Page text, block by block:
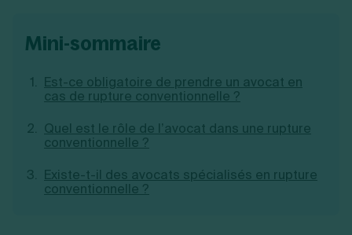
Découvrez notre cabinet d'expertise
comptable LS Compta
Création de SAS
Création d'association
Aides à la création d’entreprise
Ouverture compte pro
Fermeture d’une entreprise
Création d'entreprise
mini-sommaire
Est-ce obligatoire de prendre un avocat en
cas de rupture conventionnelle ?
Quel est le rôle de l’avocat dans une rupture
conventionnelle ?
Existe-t-il des avocats spécialisés en rupture
conventionnelle ?